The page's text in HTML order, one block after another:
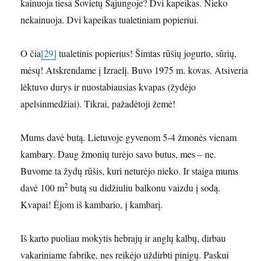
kainuoja tiesa Sovietų Sąjungoje? Dvi kapeikas. Nieko
nekainuoja. Dvi kapeikas tualetiniam popieriui.
O čia[29] tualetinis popierius! Šimtas rūšių jogurto, sūrių,
mėsų! Atskrendame į Izraelį. Buvo 1975 m. kovas. Atsiveria
lėktuvo durys ir nuostabiausias kvapas (žydėjo
apelsinmedžiai). Tikrai, pažadėtoji žemė!
Mums davė butą. Lietuvoje gyvenom 5-4 žmonės vienam
kambary. Daug žmonių turėjo savo butus, mes – ne.
Buvome ta žydų rūšis, kuri neturėjo nieko. Ir staiga mums
davė 100 m2 butą su didžiuliu balkonu vaizdu į sodą.
Kvapai! Ėjom iš kambario, į kambarį.
Iš karto puoliau mokytis hebrajų ir anglų kalbų, dirbau
vakariniame fabrike, nes reikėjo uždirbti pinigų. Paskui